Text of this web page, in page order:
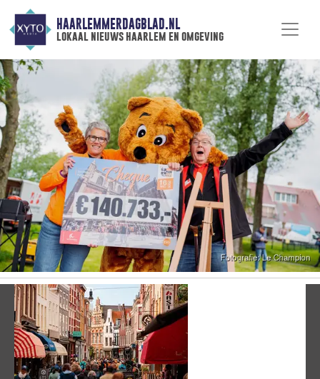
HAARLEMMERDAGBLAD.NL
lokaal nieuws haarlem en omgeving
Vorige